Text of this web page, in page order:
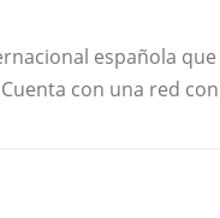
española
con una red